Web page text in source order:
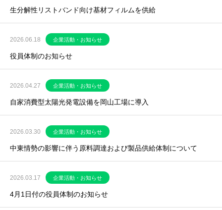
生分解性リストバンド向け基材フィルムを供給
2026.06.18 企業活動・お知らせ
役員体制のお知らせ
2026.04.27 企業活動・お知らせ
自家消費型太陽光発電設備を岡山工場に導入
2026.03.30 企業活動・お知らせ
中東情勢の影響に伴う原料調達および製品供給体制について
2026.03.17 企業活動・お知らせ
4月1日付の役員体制のお知らせ